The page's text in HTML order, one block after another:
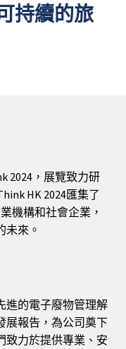
持續的旅
2024，展覽致力研
HK 2024匯集了
機構和社會企業，
未來。
進的電子廢物管理解
展報告，為公司奠下
致力於提供專業、安